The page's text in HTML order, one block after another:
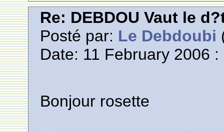
Re: DEBDOU Vaut le
Posté par: Le Debdoubi
Date: 11 February 2006 :
Bonjour rosette